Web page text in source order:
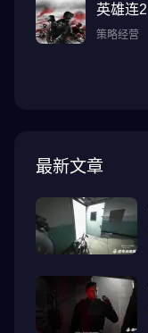
英雄连2
策略经营
最新文章